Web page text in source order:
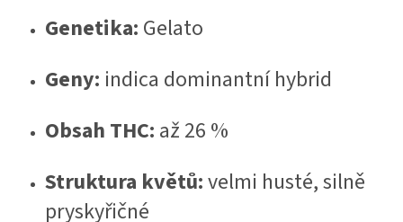
Genetika: Gelato
Geny: indica dominantní hybrid
Obsah THC: až 26 %
Struktura květů:velmi husté, silně
pryskyřičné